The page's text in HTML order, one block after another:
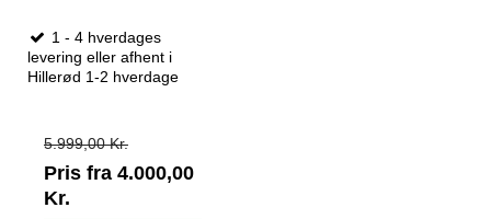
1 - 4 hverdages
levering eller afhent i
Hillerød 1-2 hverdage
5.999,00 Kr.
Pris fra 4.000,00
Kr.